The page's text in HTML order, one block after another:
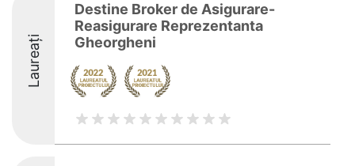
Laureați
Destine Broker de Asigurare-
Reasigurare Reprezentanta
Gheorgheni